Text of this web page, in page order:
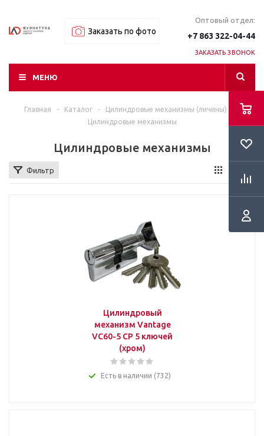
Заказать по фото
Оптовый отдел:
+7 863 322-04-44
ЗАКАЗАТЬ ЗВОНОК
МЕНЮ
Главная - Каталог - Цилиндровые механизмы (личины)
Цилиндровые механизмы
Цилиндровые механизмы
Фильтр
Цилиндровый
механизм Vantage
VC60-5 CP 5 ключей
(хром)
Есть в наличии (732)